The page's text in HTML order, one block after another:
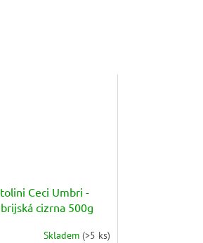
Ceci Umbri -
cizrna 500g
Skladem(>5 ks)